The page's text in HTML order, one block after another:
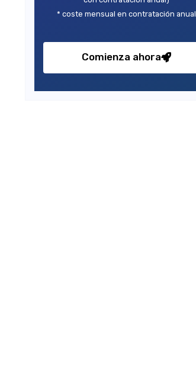
* coste mensual en contratación anual
Comienza ahora